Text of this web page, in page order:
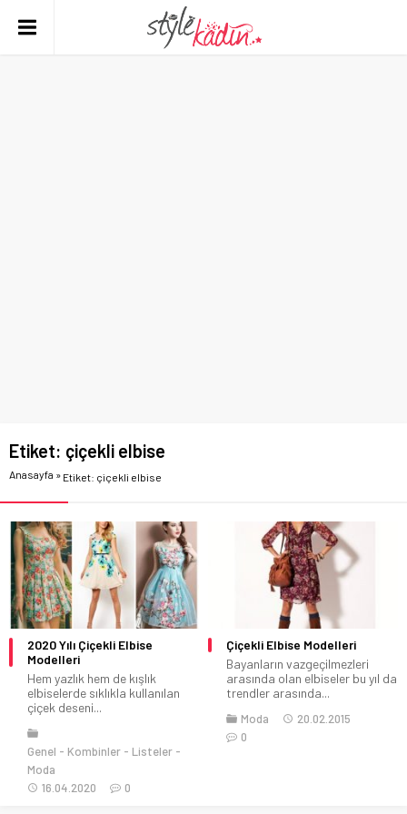
Etiket: çiçekli elbise
Anasayfa » Etiket: çiçekli elbise
2020 Yılı Çiçekli Elbise
Modelleri
Hem yazlık hem de kışlık
elbiselerde sıklıkla kullanılan
çiçek deseni...
Genel Kombinler
Listeler
Moda
16.04.2020
0
Çiçekli Elbise Modelleri
Bayanların vazgeçilmezleri
arasında olan elbiseler bu yıl da
trendler arasında...
Moda
20.02.2015
0